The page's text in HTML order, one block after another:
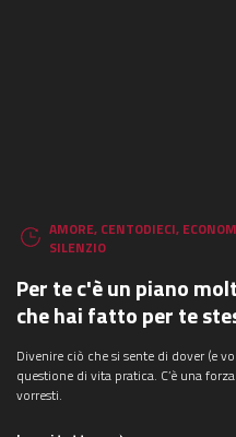
AMORE, CENTODIECI,
SILENZIO
Per te c'è un piano
che hai fatto per te
Divenire ciò che si sente di dover (e
questione di vita pratica. C’è una
vorresti.